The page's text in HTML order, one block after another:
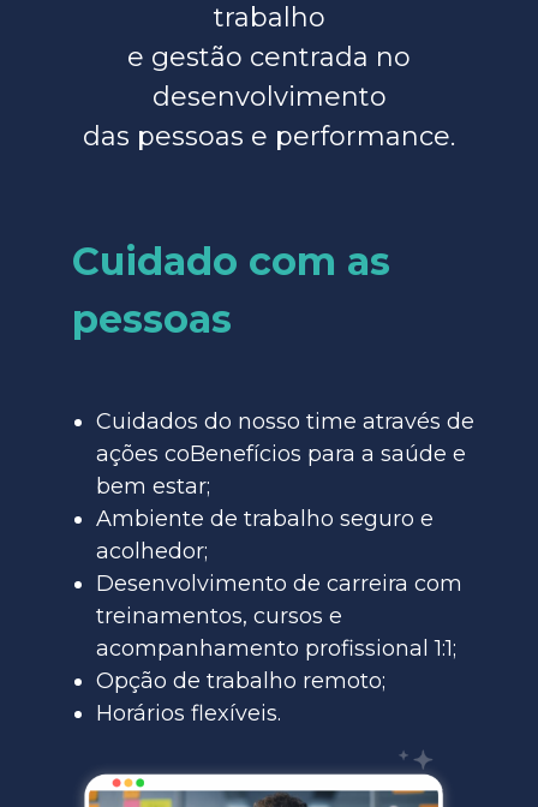
trabalho
e gestão centrada no
desenvolvimento
das pessoas e performance.
Cuidado com as
pessoas
Cuidados do nosso time através de
ações coBenefícios para a saúde e
bem estar;
Ambiente de trabalho seguro e
acolhedor;
Desenvolvimento de carreira com
treinamentos, cursos e
acompanhamento profissional 1:1;
Opção de trabalho remoto;
Horários flexíveis.